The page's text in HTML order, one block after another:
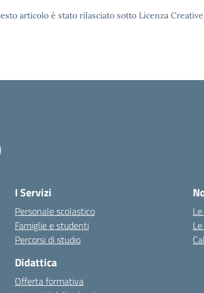
articolo è stato rilasciato sotto Licenza
I Servizi
Personale scolastico
Famiglie e studenti
Percorsi di studio
Didattica
Offerta formativa